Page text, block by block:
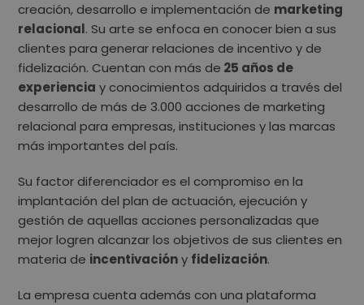
creación, desarrollo e implementación de marketing
relacional. Su arte se enfoca en conocer bien a sus
clientes para generar relaciones de incentivo y de
fidelización. Cuentan con más de 25 años de
experiencia y conocimientos adquiridos a través del
desarrollo de más de 3.000 acciones de marketing
relacional para empresas, instituciones y las marcas
más importantes del país.
Su factor diferenciador es el compromiso en la
implantación del plan de actuación, ejecución y
gestión de aquellas acciones personalizadas que
mejor logren alcanzar los objetivos de sus clientes en
materia de incentivación y fidelización.
La empresa cuenta además con una plataforma